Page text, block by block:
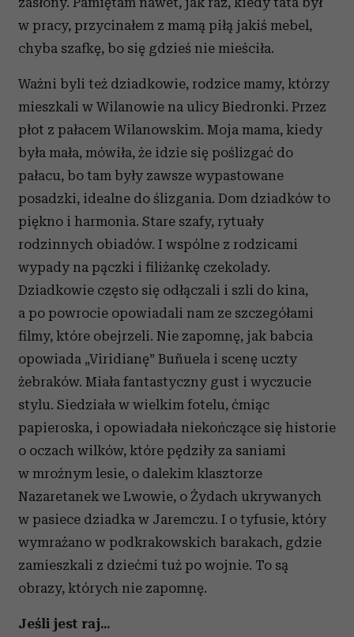
w pracy, przycinałem z mamą piłą jakiś mebel,
chyba szafkę, bo się gdzieś nie mieściła.
Ważni byli też dziadkowie, rodzice mamy, którzy
mieszkali w Wilanowie na ulicy Biedronki. Przez
płot z pałacem Wilanowskim. Moja mama, kiedy
była mała, mówiła, że idzie się poślizgać do
pałacu, bo tam były zawsze wypastowane
posadzki, idealne do ślizgania. Dom dziadków to
piękno i harmonia. Stare szafy, rytuały
rodzinnych obiadów. I wspólne z rodzicami
wypady na pączki i filiżankę czekolady.
Dziadkowie często się odłączali i szli do kina,
a po powrocie opowiadali nam ze szczegółami
filmy, które obejrzeli. Nie zapomnę, jak babcia
opowiada „Viridianę” Buñuela i scenę uczty
żebraków. Miała fantastyczny gust i wyczucie
stylu. Siedziała w wielkim fotelu, ćmiąc
papieroska, i opowiadała niekończące się historie
o oczach wilków, które pędziły za saniami
w mroźnym lesie, o dalekim klasztorze
Nazaretanek we Lwowie, o Żydach ukrywanych
w pasiece dziadka w Jaremczu. I o tyfusie, który
wymrażano w podkrakowskich barakach, gdzie
zamieszkali z dziećmi tuż po wojnie. To są
obrazy, których nie zapomnę.
Jeśli jest raj...